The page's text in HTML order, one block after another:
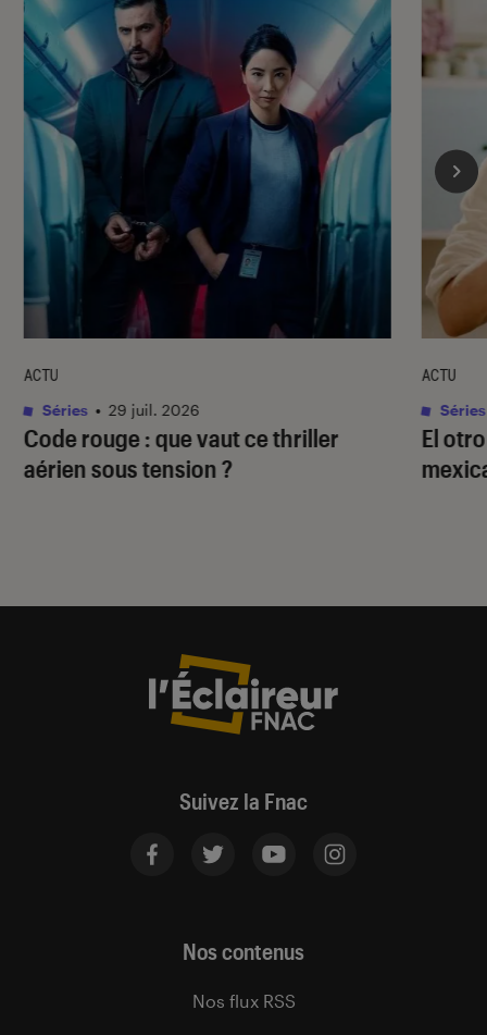
Code rouge: que vaut ce thriller
aérien sous tension ?
ACTU
Séries • 29 juil. 2026
El
ACTU
Séries
Suivez la Fnac
Nos contenus
Nos flux RSS